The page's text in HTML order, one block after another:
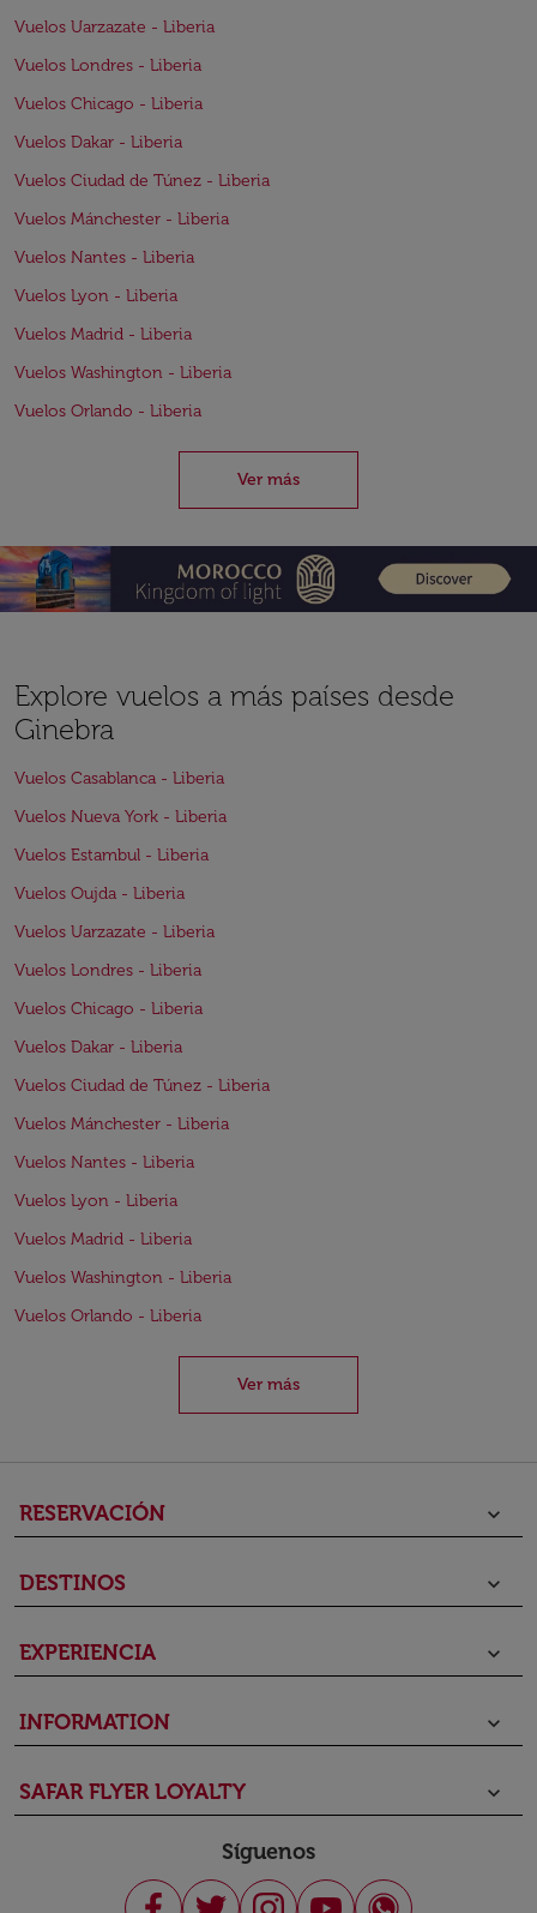
Vuelos Uarzazate - Liberia
Vuelos Londres - Liberia
Vuelos Chicago - Liberia
Vuelos Dakar - Liberia
Vuelos Ciudad de Túnez - Liberia
Vuelos Mánchester - Liberia
Vuelos Nantes - Liberia
Vuelos Lyon - Liberia
Vuelos Madrid - Liberia
Vuelos Washington - Liberia
Vuelos Orlando - Liberia
Ver más
Explore vuelos a más países desde
Ginebra
Vuelos Casablanca - Liberia
Vuelos Nueva York - Liberia
Vuelos Estambul - Liberia
Vuelos Oujda - Liberia
Vuelos Uarzazate - Liberia
Vuelos Londres - Liberia
Vuelos Chicago - Liberia
Vuelos Dakar - Liberia
Vuelos Ciudad de Túnez - Liberia
Vuelos Mánchester - Liberia
Vuelos Nantes - Liberia
Vuelos Lyon - Liberia
Vuelos Madrid - Liberia
Vuelos Washington - Liberia
Vuelos Orlando - Liberia
Ver más
RESERVACIÓN keyboard_arrow_down
DESTINOS keyboard_arrow_down
EXPERIENCIA keyboard_arrow_down
INFORMATION keyboard_arrow_down
SAFAR FLYER LOYALTY keyboard_arrow_down
Síguenos